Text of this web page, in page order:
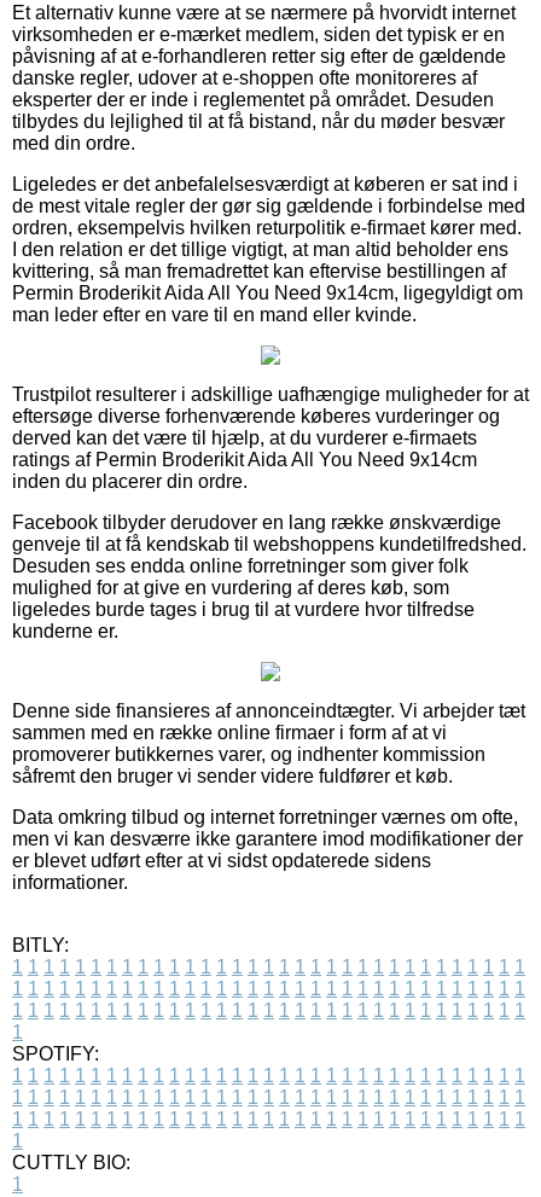
Et alternativ kunne være at se nærmere på hvorvidt internet
virksomheden er e-mærket medlem, siden det typisk er en
påvisning af at e-forhandleren retter sig efter de gældende
danske regler, udover at e-shoppen ofte monitoreres af
eksperter der er inde i reglementet på området. Desuden
tilbydes du lejlighed til at få bistand, når du møder besvær
med din ordre.
Ligeledes er det anbefalelsesværdigt at køberen er sat ind i
de mest vitale regler der gør sig gældende i forbindelse med
ordren, eksempelvis hvilken returpolitik e-firmaet kører med.
I den relation er det tillige vigtigt, at man altid beholder ens
kvittering, så man fremadrettet kan eftervise bestillingen af
Permin Broderikit Aida All You Need 9x14cm, ligegyldigt om
man leder efter en vare til en mand eller kvinde.
Trustpilot resulterer i adskillige uafhængige muligheder for at
eftersøge diverse forhenværende køberes vurderinger og
derved kan det være til hjælp, at du vurderer e-firmaets
ratings af Permin Broderikit Aida All You Need 9x14cm
inden du placerer din ordre.
Facebook tilbyder derudover en lang række ønskværdige
genveje til at få kendskab til webshoppens kundetilfredshed.
Desuden ses endda online forretninger som giver folk
mulighed for at give en vurdering af deres køb, som
ligeledes burde tages i brug til at vurdere hvor tilfredse
kunderne er.
Denne side finansieres af annonceindtægter. Vi arbejder tæt
sammen med en række online firmaer i form af at vi
promoverer butikkernes varer, og indhenter kommission
såfremt den bruger vi sender videre fuldfører et køb.
Data omkring tilbud og internet forretninger værnes om ofte,
men vi kan desværre ikke garantere imod modifikationer der
er blevet udført efter at vi sidst opdaterede sidens
informationer.
BITLY:
1 1 1 1 1 1 1 1 1 1 1 1 1 1 1 1 1 1 1 1 1 1 1 1 1 1 1 1 1 1 1 1 1
1 1 1 1 1 1 1 1 1 1 1 1 1 1 1 1 1 1 1 1 1 1 1 1 1 1 1 1 1 1 1 1 1
1 1 1 1 1 1 1 1 1 1 1 1 1 1 1 1 1 1 1 1 1 1 1 1 1 1 1 1 1 1 1 1 1
1
SPOTIFY:
1 1 1 1 1 1 1 1 1 1 1 1 1 1 1 1 1 1 1 1 1 1 1 1 1 1 1 1 1 1 1 1 1
1 1 1 1 1 1 1 1 1 1 1 1 1 1 1 1 1 1 1 1 1 1 1 1 1 1 1 1 1 1 1 1 1
1 1 1 1 1 1 1 1 1 1 1 1 1 1 1 1 1 1 1 1 1 1 1 1 1 1 1 1 1 1 1 1 1
1
CUTTLY BIO:
1